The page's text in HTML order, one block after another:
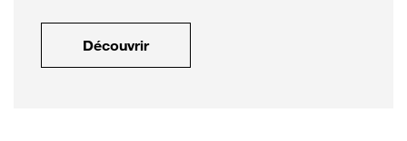
Découvrir